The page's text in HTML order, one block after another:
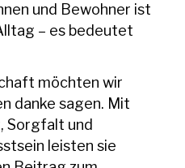
und Bewohner ist
– es bedeutet
möchten wir
danke sagen. Mit
Sorgfalt und
leisten sie